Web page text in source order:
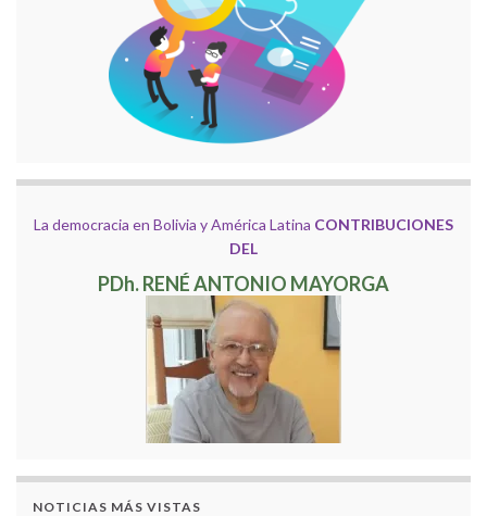
La democracia en Bolivia y América Latina CONTRIBUCIONES
DEL
PDh. RENÉ ANTONIO MAYORGA
NOTICIAS MÁS VISTAS